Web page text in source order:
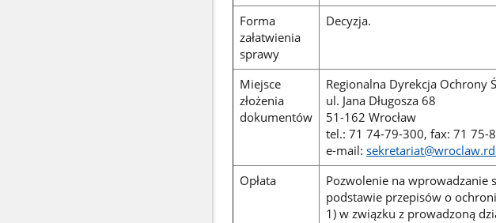
Forma
załatwienia
sprawy
Decyzja.
Miejsce
złożenia
dokumentów
Regionalna Dyrekcja Ochrony
ul. Jana Długosza 68
51-162 Wrocław
tel.: 71 74-79-300, fax: 71 75-
e-mail:
Opłata
Pozwolenie na wprowadzanie
podstawie przepisów o
1) w związku z prowadzoną